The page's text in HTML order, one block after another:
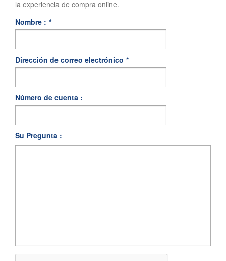
la experiencia de compra online.
Nombre : *
Dirección de correo electrónico *
Número de cuenta :
Su Pregunta :